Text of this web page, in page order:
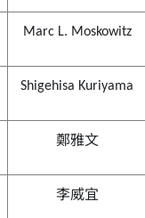
Marc L. Moskowitz
Shigehisa Kuriyama
鄭雅文
李威宜